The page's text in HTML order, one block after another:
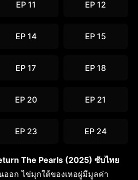
EP 11 EP 12
EP 14 EP 15
EP 17 EP 18
EP 20 EP 21
EP 23 EP 24
The Pearls (2025) ซับไทย
ออก ไข่มุกใต้ของเหอผู่มีมูลค่า